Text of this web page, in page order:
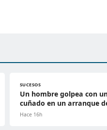
SUCESOS
Un hombre golpea con
cuñado en un arranque
Hace 16h